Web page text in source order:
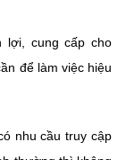
lợi, cung cấp cho
để làm việc hiệu
nhu cầu truy cập